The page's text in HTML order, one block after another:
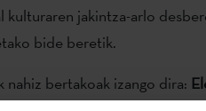
kulturaren jakintza-arlo
bide beretik.
nahiz bertakoak izango dira: